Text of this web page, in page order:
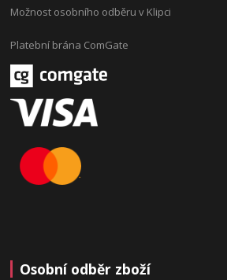
Možnost osobního odběru v Klipci
Platební brána ComGate
Osobní odběr zboží